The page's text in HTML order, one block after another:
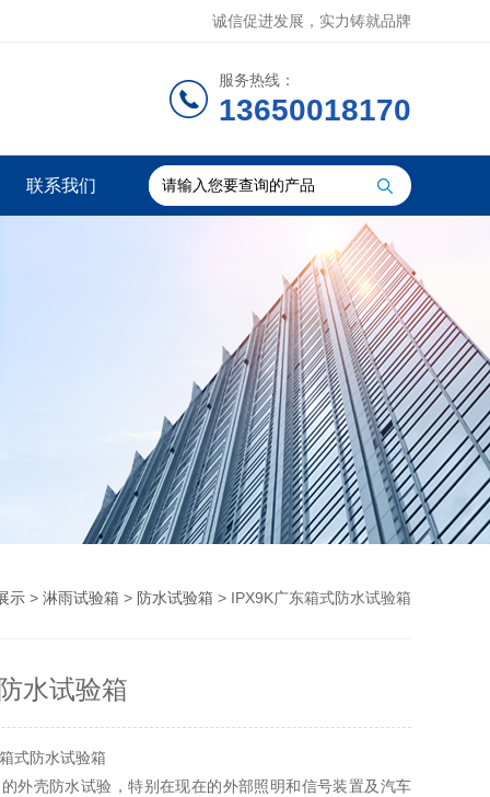
诚信促进发展，实力铸就品牌
服务热线：
13650018170
联系我们
示 > 淋雨试验箱 > 防水试验箱 > IPX9K广东箱式防水试验箱
水试验箱
式防水试验箱
外壳防水试验，特别在现在的外部照明和信号装置及汽车